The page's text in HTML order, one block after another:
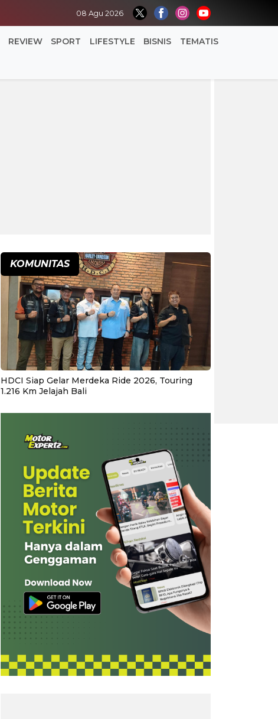
08 Agu 2026
REVIEW SPORT LIFESTYLE BISNIS TEMATIS
KOMUNITAS
HDCI Siap Gelar Merdeka Ride 2026, Touring
1.216 Km Jelajah Bali